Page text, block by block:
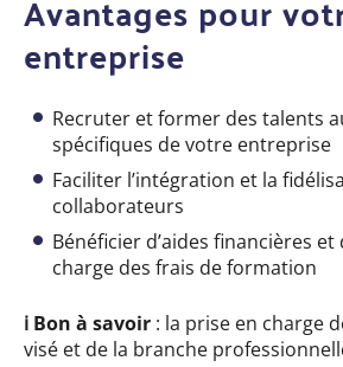
Avantages pour
entreprise
Recruter et former des talents
spécifiques de votre entreprise
Faciliter l’intégration et la
collaborateurs
Bénéficier d’aides financières et
charge des frais de formation
ℹ️ Bon à savoir : la prise en charge
visé et de la branche